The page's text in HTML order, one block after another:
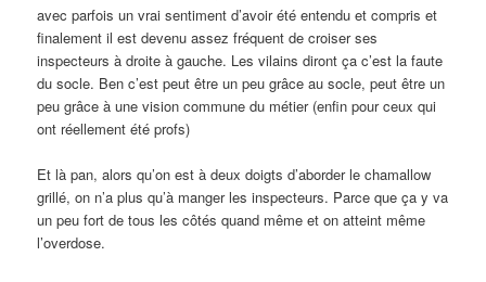
avec parfois un vrai sentiment d’avoir été entendu et compris et
finalement il est devenu assez fréquent de croiser ses
inspecteurs à droite à gauche. Les vilains diront ça c’est la faute
du socle. Ben c’est peut être un peu grâce au socle, peut être un
peu grâce à une vision commune du métier (enfin pour ceux qui
ont réellement été profs)
Et là pan, alors qu’on est à deux doigts d’aborder le chamallow
grillé, on n’a plus qu’à manger les inspecteurs. Parce que ça y va
un peu fort de tous les côtés quand même et on atteint même
l’overdose.